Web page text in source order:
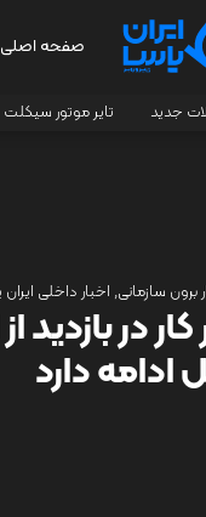
صفحه اصلی
جدید تایر موتور سیکلت
برون سازمانی, اخبار داخلی ایران
کار در
ادامه دارد